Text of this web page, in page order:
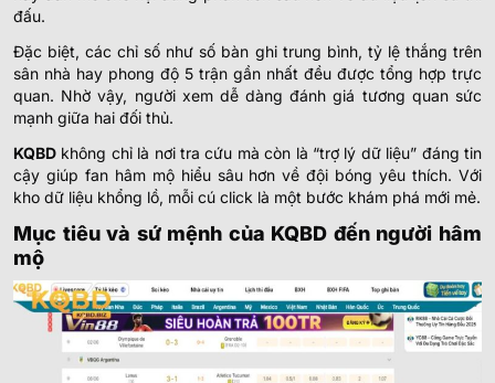
đấu.
Đặc biệt, các chỉ số như số bàn ghi trung bình, tỷ lệ thắng trên
sân nhà hay phong độ 5 trận gần nhất đều được tổng hợp trực
quan. Nhờ vậy, người xem dễ dàng đánh giá tương quan sức
mạnh giữa hai đối thủ.
KQBD không chỉ là nơi tra cứu mà còn là “trợ lý dữ liệu” đáng tin
cậy giúp fan hâm mộ hiểu sâu hơn về đội bóng yêu thích. Với
kho dữ liệu khổng lồ, mỗi cú click là một bước khám phá mới mẻ.
Mục tiêu và sứ mệnh của KQBD đến người hâm
mộ